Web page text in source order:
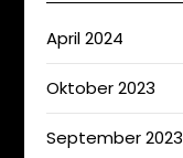
April 2024
Oktober 2023
September 2023